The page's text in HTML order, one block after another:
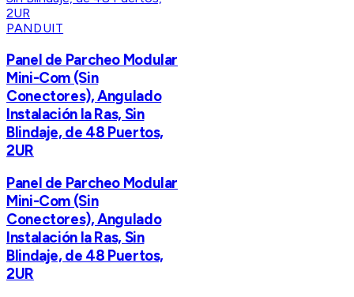
PANDUIT
Panel de Parcheo Modular
Mini-Com (Sin
Conectores), Angulado
Instalación la Ras, Sin
Blindaje, de 48 Puertos,
2UR
Panel de Parcheo Modular
Mini-Com (Sin
Conectores), Angulado
Instalación la Ras, Sin
Blindaje, de 48 Puertos,
2UR